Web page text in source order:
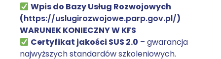
Wpis do Bazy Usług Rozwojowych
(https://uslugirozwojowe.parp.gov.pl/)
WARUNEK KONIECZNY W KFS
Certyfikat jakości SUS 2.0 – gwarancja
najwyższych standardów szkoleniowych.